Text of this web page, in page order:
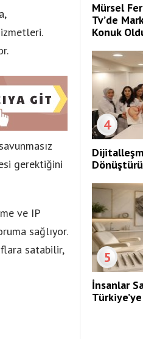
gerektiğini
ve IP
sağlıyor.
satabilir,
Mürsel
Tv’de
Konuk
4
5
İnsanlar